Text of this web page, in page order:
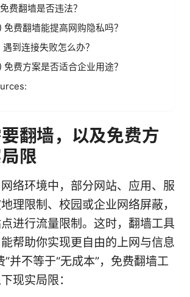
费翻墙是否违法？
免费翻墙能提高网购隐私吗？
遇到连接失败怎么办？
免费方案是否适合企业用途？
翻墙，以及免费方
限
络环境中，部分网站、应用、服
理限制、校园或企业网络屏蔽，
进行流量限制。这时，翻墙工具
帮助你实现更自由的上网与信息
”并不等于“无成本”，免费翻墙工
现实局限：